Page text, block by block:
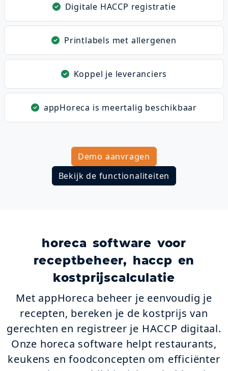
Digitale HACCP registratie
Printlabels met allergenen
Koppel je leveranciers
appHoreca is meertalig beschikbaar
Demo aanvragen
Bekijk de functionaliteiten
horeca software voor
receptbeheer, haccp en
kostprijscalculatie
Met appHoreca beheer je eenvoudig je
recepten, bereken je de kostprijs van
gerechten en registreer je HACCP digitaal.
Onze horeca software helpt restaurants,
keukens en foodconcepten om efficiënter